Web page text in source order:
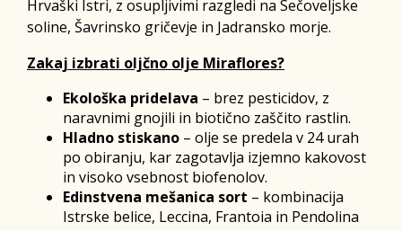
Hrvaški Istri, z osupljivimi razgledi na Sečoveljske
soline, Šavrinsko gričevje in Jadransko morje.
Zakaj izbrati oljčno olje Miraflores?
Ekološka pridelava – brez pesticidov, z
naravnimi gnojili in biotično zaščito rastlin.
Hladno stiskano – olje se predela v 24 urah
po obiranju, kar zagotavlja izjemno kakovost
in visoko vsebnost biofenolov.
Edinstvena mešanica sort – kombinacija
Istrske belice, Leccina, Frantoia in Pendolina